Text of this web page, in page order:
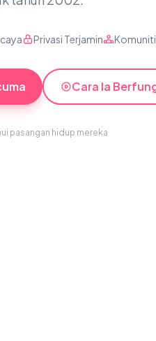
Privasi Terjamin Komuniti
Cara Ia
pasangan hidup mereka